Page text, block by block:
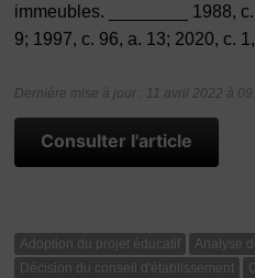
immeubles. ________ 1988,
9; 1997, c. 96, a. 13; 2020, c.
Dernière mise à jour : 11 avril 2022 à
Consulter l'article
Adoption du projet éducatif
Analyse
Décision du conseil d'établissement